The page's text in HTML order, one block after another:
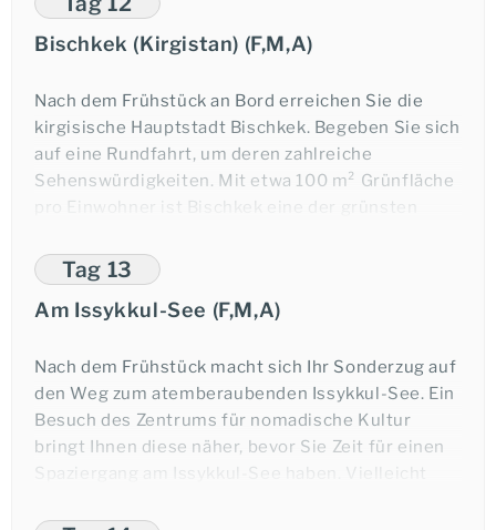
die Geschichte ein, als auch als gefürchteter und
grausamer Eroberer.
Übernachtung in Samarkand.
Bischkek (Kirgistan) (F,M,A)
Nach dem Frühstück an Bord erreichen Sie die
kirgisische Hauptstadt Bischkek. Begeben Sie sich
auf eine Rundfahrt, um deren zahlreiche
Sehenswürdigkeiten. Mit etwa 100 m² Grünfläche
pro Einwohner ist Bischkek eine der grünsten
Artscha gehört natürlich zum Programm dazu.
Übernachtung in Bischkek.
Tag 13
Am Issykkul-See (F,M,A)
Nach dem Frühstück macht sich Ihr Sonderzug auf
den Weg zum atemberaubenden Issykkul-See. Ein
Besuch des Zentrums für nomadische Kultur
bringt Ihnen diese näher, bevor Sie Zeit für einen
Spaziergang am Issykkul-See haben. Vielleicht
Sophia Kirch
+49-6021-5825876